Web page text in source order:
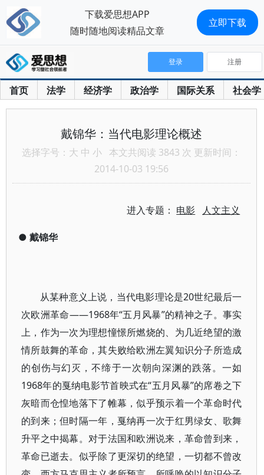
首页 法学 经济学 政治学 国际关系 社会学
登录 注册
戴锦华：当代电影理论概述
选择字号： 大 中 小 本文共阅读 3843 次 更新时间：
2014-10-03 19:56
进入专题： 电影 人文主义
● 戴锦华
从某种意义上说，当代电影理论是20世纪最后一
次欧洲革命——1968年“五月风暴”的精神之子。事实
上，作为一次为理想憧憬所燃烧的、为几近绝望的激
情所鼓舞的革命，其失败给欧洲左翼知识分子所造成
的创伤与幻灭，不缔于一次朝向深渊的跌落。一如
1968年的戛纳电影节首映式在“五月风暴”的席卷之下
灰暗而仓惶地落下了帷幕，似乎预示着一个革命时代
的到来；但时隔一年，戛纳再一次于红男绿女、歌舞
升平之中揭幕。对于法国和欧洲说来，革命曾到来，
革命已逝去。似乎除了更深切的绝望，一切都不曾改
下载爱思想APP
随时随地阅读精品文章
立即下载